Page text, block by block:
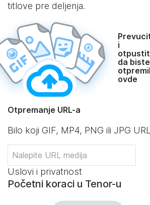
titlove pre deljenja.
i
da biste
ovde
Otpremanje URL-a
Bilo koji GIF, MP4, PNG ili JPG URL
Uslovi i privatnost
Početni koraci u Tenor-u